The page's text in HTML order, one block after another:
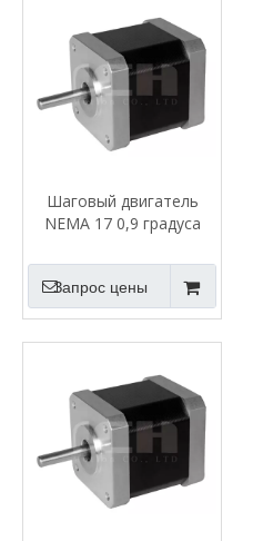
Шаговый двигатель
NEMA 17 0,9 градуса
Запрос цены